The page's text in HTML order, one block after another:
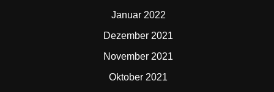
Januar 2022
Dezember 2021
November 2021
Oktober 2021